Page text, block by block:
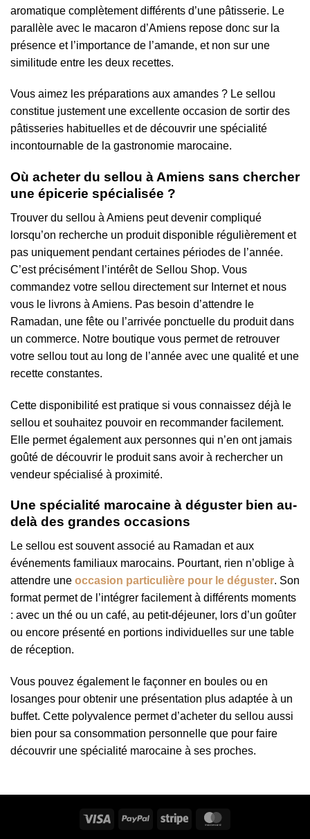
aromatique complètement différents d’une pâtisserie. Le
parallèle avec le macaron d’Amiens repose donc sur la
présence et l’importance de l’amande, et non sur une
similitude entre les deux recettes.
Vous aimez les préparations aux amandes ? Le sellou
constitue justement une excellente occasion de sortir des
pâtisseries habituelles et de découvrir une spécialité
incontournable de la gastronomie marocaine.
Où acheter du sellou à Amiens sans chercher
une épicerie spécialisée ?
Trouver du sellou à Amiens peut devenir compliqué
lorsqu’on recherche un produit disponible régulièrement et
pas uniquement pendant certaines périodes de l’année.
C’est précisément l’intérêt de Sellou Shop. Vous
commandez votre sellou directement sur Internet et nous
vous le livrons à Amiens. Pas besoin d’attendre le
Ramadan, une fête ou l’arrivée ponctuelle du produit dans
un commerce. Notre boutique vous permet de retrouver
votre sellou tout au long de l’année avec une qualité et une
recette constantes.
Cette disponibilité est pratique si vous connaissez déjà le
sellou et souhaitez pouvoir en recommander facilement.
Elle permet également aux personnes qui n’en ont jamais
goûté de découvrir le produit sans avoir à rechercher un
vendeur spécialisé à proximité.
Une spécialité marocaine à déguster bien au-
delà des grandes occasions
Le sellou est souvent associé au Ramadan et aux
événements familiaux marocains. Pourtant, rien n’oblige à
attendre une occasion particulière pour le déguster. Son
format permet de l’intégrer facilement à différents moments
: avec un thé ou un café, au petit-déjeuner, lors d’un goûter
ou encore présenté en portions individuelles sur une table
de réception.
Vous pouvez également le façonner en boules ou en
losanges pour obtenir une présentation plus adaptée à un
buffet. Cette polyvalence permet d’acheter du sellou aussi
bien pour sa consommation personnelle que pour faire
découvrir une spécialité marocaine à ses proches.
Visa PayPal Stripe